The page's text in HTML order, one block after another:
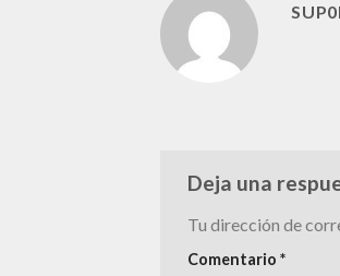
Deja una
Tu dirección de
Comentario *